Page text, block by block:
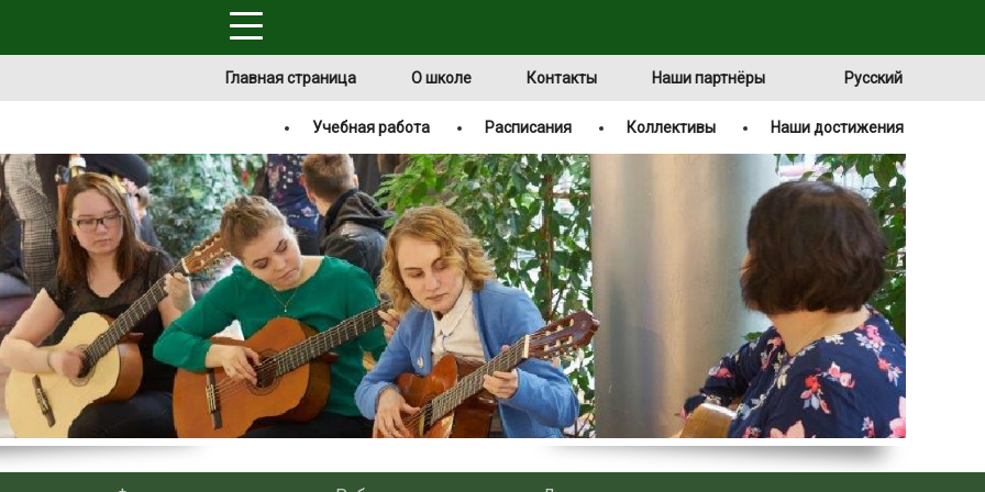
Главная страница О школе Контакты Наши партнёры Русский
Учебная работа Расписания Коллективы Наши достижения